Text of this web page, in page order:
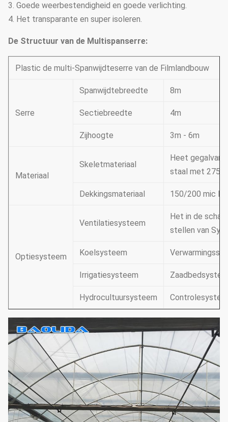
3. Goede weerbestendigheid en goede verlichting.
4. Het transparante en super isoleren.
De Structuur van de Multispanserre:
Plastic de multi-Spanwijdteserre van de Filmlandbouw
Serre
Spanwijdtebreedte 8m
Sectiebreedte 4m
Zijhoogte 3m - 6m
Materiaal
Skeletmateriaal
Heet
staal met
Dekkingsmateriaal 150/200 mic
Optiesysteem
Ventilatiesysteem
Het in de
stellen van
Koelsysteem
Irrigatiesysteem
Hydrocultuursysteem